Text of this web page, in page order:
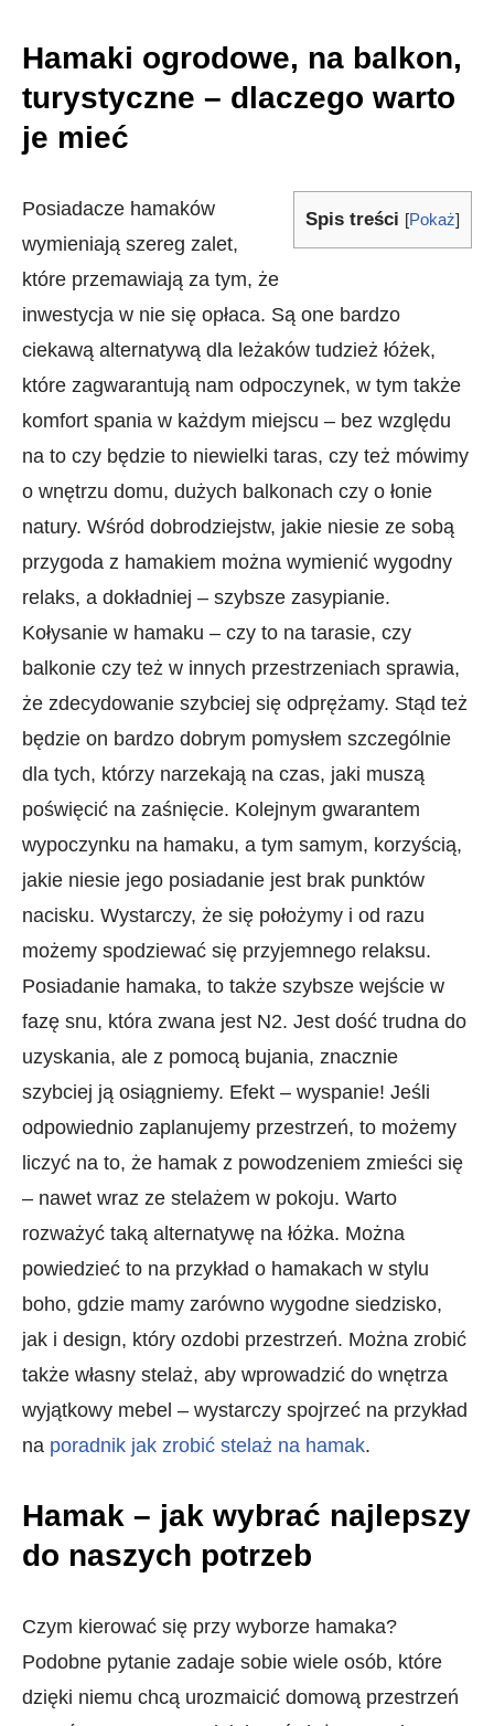
Hamaki ogrodowe, na balkon,
turystyczne – dlaczego warto
je mieć
Spis treści [Pokaż]
Posiadacze hamaków
wymieniają szereg zalet,
które przemawiają za tym, że
inwestycja w nie się opłaca. Są one bardzo
ciekawą alternatywą dla leżaków tudzież łóżek,
które zagwarantują nam odpoczynek, w tym także
komfort spania w każdym miejscu – bez względu
na to czy będzie to niewielki taras, czy też mówimy
o wnętrzu domu, dużych balkonach czy o łonie
natury. Wśród dobrodziejstw, jakie niesie ze sobą
przygoda z hamakiem można wymienić wygodny
relaks, a dokładniej – szybsze zasypianie.
Kołysanie w hamaku – czy to na tarasie, czy
balkonie czy też w innych przestrzeniach sprawia,
że zdecydowanie szybciej się odprężamy. Stąd też
będzie on bardzo dobrym pomysłem szczególnie
dla tych, którzy narzekają na czas, jaki muszą
poświęcić na zaśnięcie. Kolejnym gwarantem
wypoczynku na hamaku, a tym samym, korzyścią,
jakie niesie jego posiadanie jest brak punktów
nacisku. Wystarczy, że się położymy i od razu
możemy spodziewać się przyjemnego relaksu.
Posiadanie hamaka, to także szybsze wejście w
fazę snu, która zwana jest N2. Jest dość trudna do
uzyskania, ale z pomocą bujania, znacznie
szybciej ją osiągniemy. Efekt – wyspanie! Jeśli
odpowiednio zaplanujemy przestrzeń, to możemy
liczyć na to, że hamak z powodzeniem zmieści się
– nawet wraz ze stelażem w pokoju. Warto
rozważyć taką alternatywę na łóżka. Można
powiedzieć to na przykład o hamakach w stylu
boho, gdzie mamy zarówno wygodne siedzisko,
jak i design, który ozdobi przestrzeń. Można zrobić
także własny stelaż, aby wprowadzić do wnętrza
wyjątkowy mebel – wystarczy spojrzeć na przykład
na poradnik jak zrobić stelaż na hamak.
Hamak – jak wybrać najlepszy
do naszych potrzeb
Czym kierować się przy wyborze hamaka?
Podobne pytanie zadaje sobie wiele osób, które
dzięki niemu chcą urozmaicić domową przestrzeń